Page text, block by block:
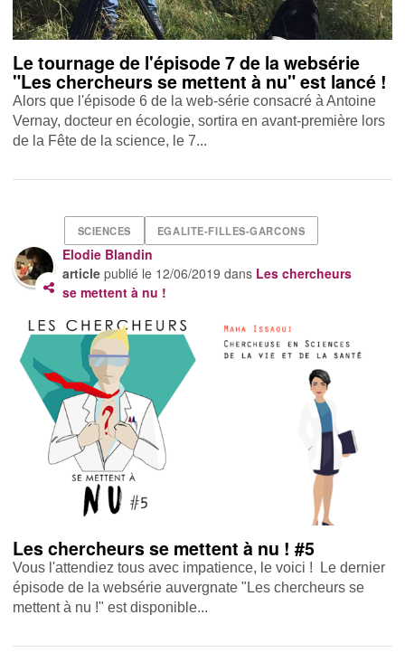
Le tournage de l'épisode 7 de la websérie
"Les chercheurs se mettent à nu" est lancé !
Alors que l'épisode 6 de la web-série consacré à Antoine
Vernay, docteur en écologie, sortira en avant-première lors
de la Fête de la science, le 7...
SCIENCES EGALITE-FILLES-GARCONS
Elodie Blandin
article publié le 12/06/2019 dans Les chercheurs
se mettent à nu !
Les chercheurs se mettent à nu ! #5
Vous l'attendiez tous avec impatience, le voici ! Le dernier
épisode de la websérie auvergnate "Les chercheurs se
mettent à nu !" est disponible...